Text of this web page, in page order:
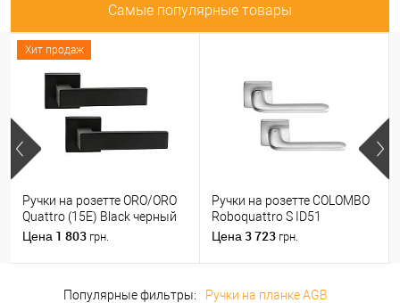
Самые популярные товары
Хит продаж
Ручки на розетте ORO/ORO
Quattro (15E) Black черный
матовый
Цена 1 803 грн.
Ручки на розетте COLOMBO
Roboquattro S ID51
(PT19BZG-PT13) матовый
Цена 3 723 грн.
Популярные фильтры:
Ручки на планке AGB